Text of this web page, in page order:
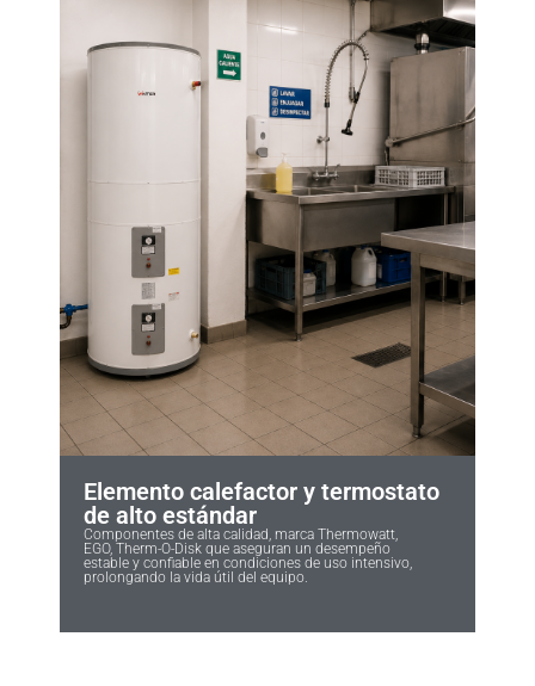
Elemento calefactor y termostato
de alto estándar
Componentes de alta calidad, marca Thermowatt,
EGO, Therm-O-Disk que aseguran un desempeño
estable y confiable en condiciones de uso intensivo,
prolongando la vida útil del equipo.